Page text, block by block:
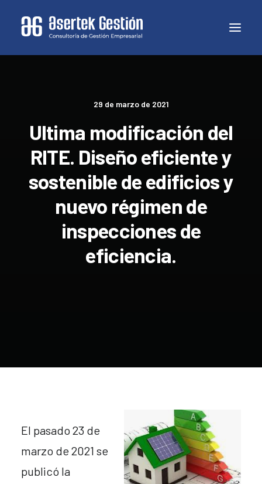
29 de marzo de 2021
Ultima modificación del
RITE. Diseño eficiente y
sostenible de edificios y
nuevo régimen de
inspecciones de
eficiencia.
El pasado 23 de
marzo de 2021 se
publicó la